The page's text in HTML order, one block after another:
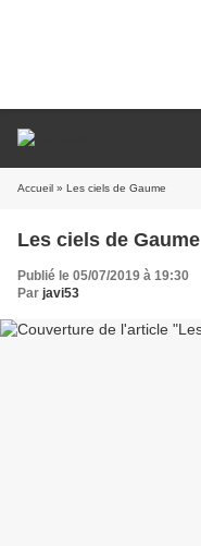
Accueil » Les ciels de Gaume
Les ciels de Gaume
Publié le 05/07/2019 à 19:30
Par javi53